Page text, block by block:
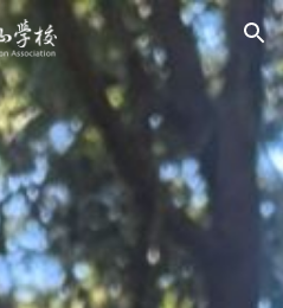
Skip to navigation